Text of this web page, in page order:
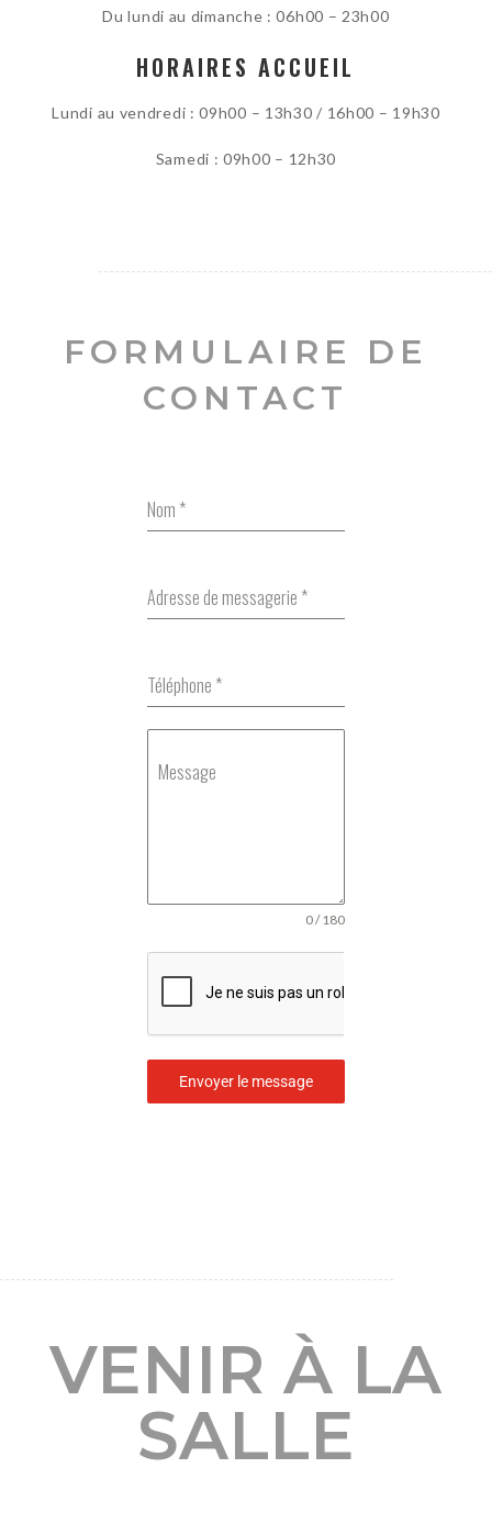
Du lundi au dimanche : 06h00 – 23h00
HORAIRES ACCUEIL
Lundi au vendredi : 09h00 – 13h30 / 16h00 – 19h30
Samedi : 09h00 – 12h30
FORMULAIRE DE
CONTACT
Nom *
Adresse de messagerie *
Téléphone *
Message
0 / 180
Envoyer le message
VENIR À LA
SALLE